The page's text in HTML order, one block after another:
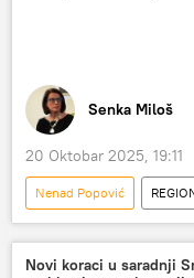
Senka Miloš
20 Oktobar 2025, 19:11
Nenad Popović
Region – društvo
Tuzla
crkva
Novi koraci u saradnji